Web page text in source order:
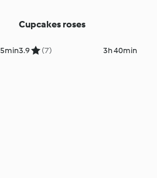
5min
Cupcakes roses
3.9 (7) 3h 40min